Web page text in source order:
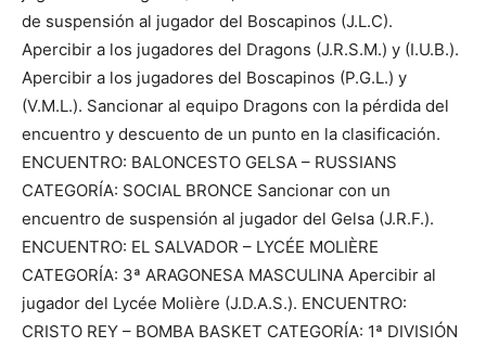
de suspensión al jugador del Boscapinos (J.L.C).
Apercibir a los jugadores del Dragons (J.R.S.M.) y (I.U.B.).
Apercibir a los jugadores del Boscapinos (P.G.L.) y
(V.M.L.). Sancionar al equipo Dragons con la pérdida del
encuentro y descuento de un punto en la clasificación.
ENCUENTRO: BALONCESTO GELSA – RUSSIANS
CATEGORÍA: SOCIAL BRONCE Sancionar con un
encuentro de suspensión al jugador del Gelsa (J.R.F.).
ENCUENTRO: EL SALVADOR – LYCÉE MOLIÈRE
CATEGORÍA: 3ª ARAGONESA MASCULINA Apercibir al
jugador del Lycée Molière (J.D.A.S.). ENCUENTRO:
CRISTO REY – BOMBA BASKET CATEGORÍA: 1ª DIVISIÓN